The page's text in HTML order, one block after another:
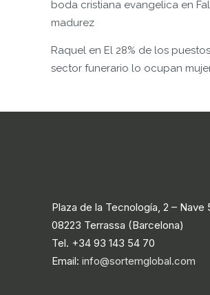
boda cristiana evangelica en
madurez
Raquel en El 28% de los
sector funerario lo ocupan
Plaza de la Tecnología, 2 – Nave
08223 Terrassa (Barcelona)
Tel. +34 93 143 54 70
Email: info@sortemglobal.com